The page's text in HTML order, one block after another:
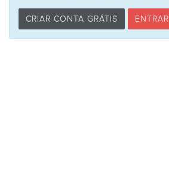
CRIAR CONTA GRÁTIS ENTRAR